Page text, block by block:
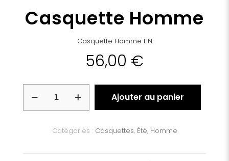
Casquette Homme
Casquette Homme LIN
56,00 €
Casquette
Ajouter au panier
Catégories : Casquettes, Été, Homme